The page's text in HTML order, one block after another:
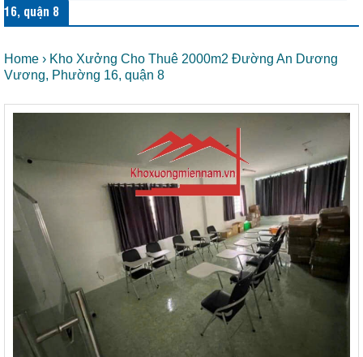
16, quận 8
Home › Kho Xưởng Cho Thuê 2000m2 Đường An Dương
Vương, Phường 16, quận 8